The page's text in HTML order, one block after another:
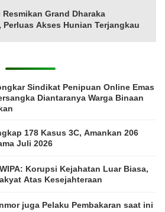
Grand Dharaka
Perluas Akses Hunian Terjangkau
Sindikat Penipuan Online Emas
Diantaranya Warga Binaan
178 Kasus 3C, Amankan 206
Juli 2026
Korupsi Kejahatan Luar Biasa,
Atas Kesejahteraan
juga Pelaku Pembakaran saat ini